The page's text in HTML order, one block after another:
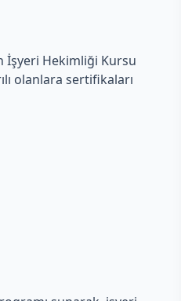
İşyeri Hekimliği Kursu
olanlara sertifikaları